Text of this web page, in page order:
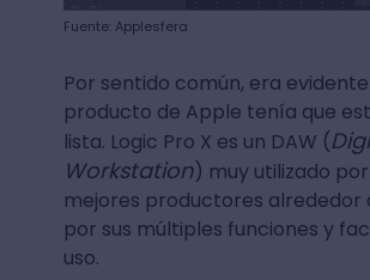
Fuente: Applesfera
Por sentido común, era
producto de Apple tenía que
lista. Logic Pro X es un DAW (
Workstation) muy utilizado
mejores productores alrededor
por sus múltiples funciones y
uso.